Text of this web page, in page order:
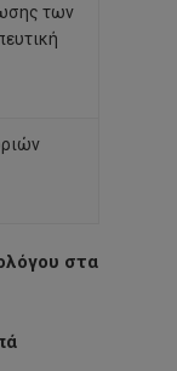
των
στα